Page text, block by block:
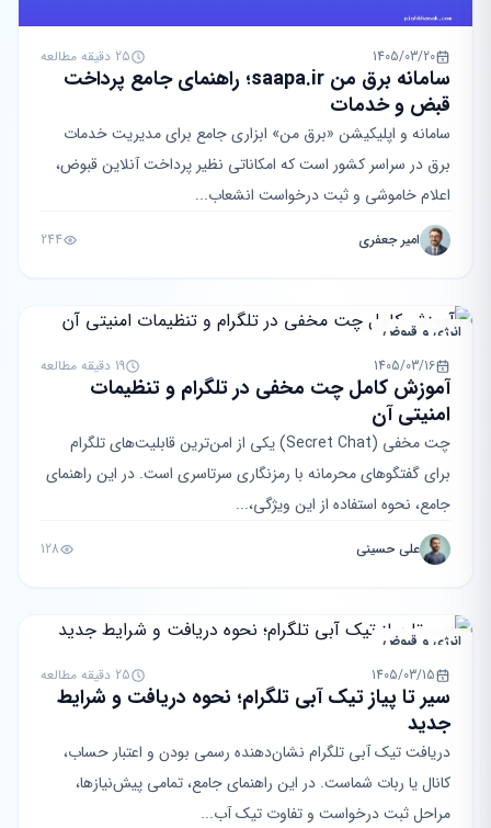
1405/03/20 25 دقیقه مطالعه
سامانه برق من saapa.ir؛ راهنمای جامع پرداخت
قبض و خدمات
سامانه و اپلیکیشن «برق من» ابزاری جامع برای مدیریت خدمات
برق در سراسر کشور است که امکاناتی نظیر پرداخت آنلاین قبوض،
اعلام خاموشی و ثبت درخواست انشعاب...
امیر جعفری 244
انرژی و قبوض
1405/03/16
19 دقیقه مطالعه
آموزش کامل چت مخفی در تلگرام و تنظیمات
امنیتی آن
چت مخفی (Secret Chat) یکی از امن‌ترین قابلیت‌های تلگرام
برای گفتگوهای محرمانه با رمزنگاری سرتاسری است. در این راهنمای
جامع، نحوه استفاده از این ویژگی،...
علی حسینی 128
انرژی و قبوض
1405/03/15
25 دقیقه مطالعه
سیر تا پیاز تیک آبی تلگرام؛ نحوه دریافت و شرایط
جدید
دریافت تیک آبی تلگرام نشان‌دهنده رسمی بودن و اعتبار حساب،
کانال یا ربات شماست. در این راهنمای جامع، تمامی پیش‌نیازها،
مراحل ثبت درخواست و تفاوت تیک آب...